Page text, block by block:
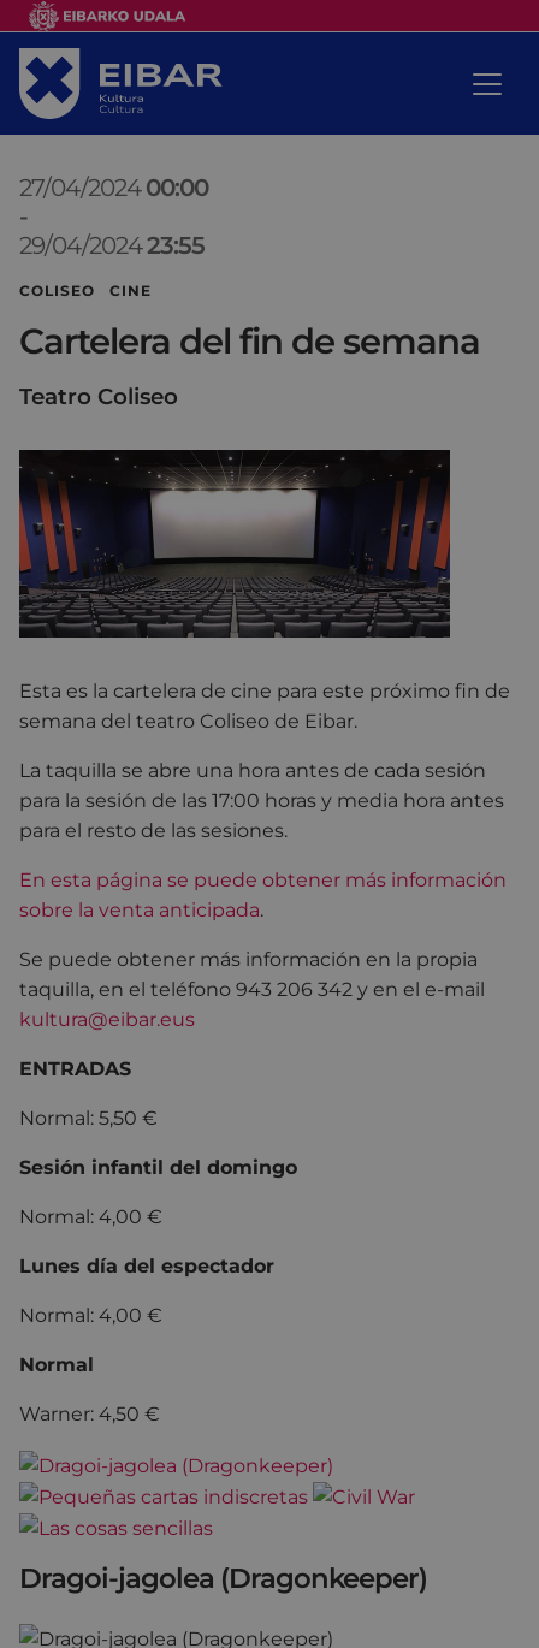
27/04/202400:00
-
29/04/202423:55
COLISEO CINE
Cartelera del fin de semana
Teatro Coliseo
Esta es la cartelera de cine para este próximo fin de
semana del teatro Coliseo de Eibar.
La taquilla se abre una hora antes de cada sesión
para la sesión de las 17:00 horas y media hora antes
para el resto de las sesiones.
En esta página se puede obtener más información
sobre la venta anticipada.
Se puede obtener más información en la propia
taquilla, en el teléfono 943 206 342 y en el e-mail
kultura@eibar.eus
ENTRADAS
Normal: 5,50 €
Sesión infantil del domingo
Normal: 4,00 €
Lunes día del espectador
Normal: 4,00 €
Normal
Warner: 4,50 €
Dragoi-jagolea (Dragonkeeper)